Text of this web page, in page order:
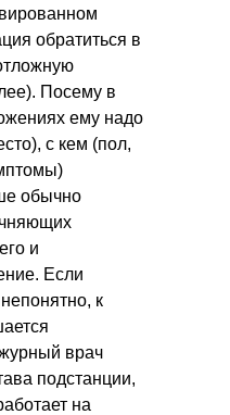
обратиться в
Посему в
ему надо
с кем (пол,
обычно
и
Если
к
врач
подстанции,
на